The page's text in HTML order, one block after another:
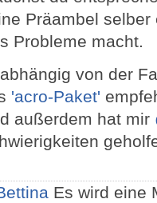
Präambel
Probleme macht.
von der
'acro-Paket'
außerdem hat mir
Es wird eine